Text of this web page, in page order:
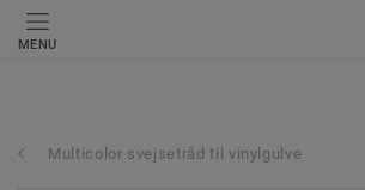
MENU
Multicolor svejsetråd til vinylgulve